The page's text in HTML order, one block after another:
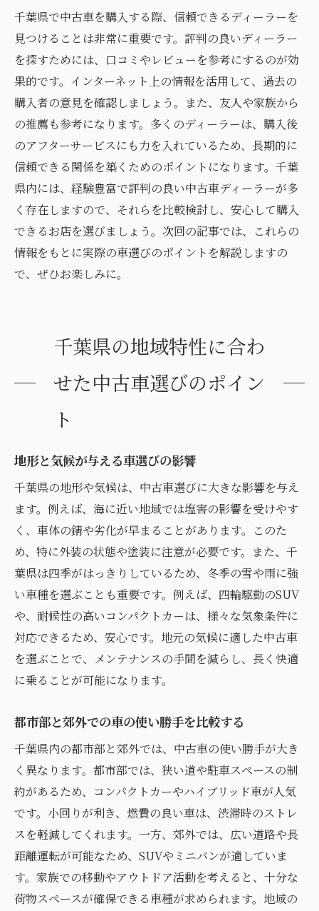
千葉県で中古車を購入する際、信頼できるディーラーを
見つけることは非常に重要です。評判の良いディーラー
を探すためには、口コミやレビューを参考にするのが効
果的です。インターネット上の情報を活用して、過去の
購入者の意見を確認しましょう。また、友人や家族から
の推薦も参考になります。多くのディーラーは、購入後
のアフターサービスにも力を入れているため、長期的に
信頼できる関係を築くためのポイントになります。千葉
県内には、経験豊富で評判の良い中古車ディーラーが多
く存在しますので、それらを比較検討し、安心して購入
できるお店を選びましょう。次回の記事では、これらの
情報をもとに実際の車選びのポイントを解説しますの
で、ぜひお楽しみに。
千葉県の地域特性に合わ
せた中古車選びのポイン
ト
地形と気候が与える車選びの影響
千葉県の地形や気候は、中古車選びに大きな影響を与え
ます。例えば、海に近い地域では塩害の影響を受けやす
く、車体の錆や劣化が早まることがあります。このた
め、特に外装の状態や塗装に注意が必要です。また、千
葉県は四季がはっきりしているため、冬季の雪や雨に強
い車種を選ぶことも重要です。例えば、四輪駆動のSUV
や、耐候性の高いコンパクトカーは、様々な気象条件に
対応できるため、安心です。地元の気候に適した中古車
を選ぶことで、メンテナンスの手間を減らし、長く快適
に乗ることが可能になります。
都市部と郊外での車の使い勝手を比較する
千葉県内の都市部と郊外では、中古車の使い勝手が大き
く異なります。都市部では、狭い道や駐車スペースの制
約があるため、コンパクトカーやハイブリッド車が人気
です。小回りが利き、燃費の良い車は、渋滞時のストレ
スを軽減してくれます。一方、郊外では、広い道路や長
距離運転が可能なため、SUVやミニバンが適していま
す。家族での移動やアウトドア活動を考えると、十分な
荷物スペースが確保できる車種が求められます。地域の